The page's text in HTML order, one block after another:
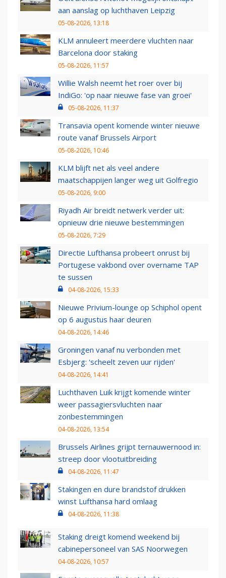
aan aanslag op luchthaven Leipzig
05-08-2026, 13:18
KLM annuleert meerdere vluchten naar
Barcelona door staking
05-08-2026, 11:57
Willie Walsh neemt het roer over bij
IndiGo: 'op naar nieuwe fase van groei'
05-08-2026, 11:37
Transavia opent komende winter nieuwe
route vanaf Brussels Airport
05-08-2026, 10:46
KLM blijft net als veel andere
maatschappijen langer weg uit Golfregio
05-08-2026, 9:00
Riyadh Air breidt netwerk verder uit:
opnieuw drie nieuwe bestemmingen
05-08-2026, 7:29
Directie Lufthansa probeert onrust bij
Portugese vakbond over overname TAP
te sussen
04-08-2026, 15:33
Nieuwe Privium-lounge op Schiphol opent
op 6 augustus haar deuren
04-08-2026, 14:46
Groningen vanaf nu verbonden met
Esbjerg: 'scheelt zeven uur rijden'
04-08-2026, 14:41
Luchthaven Luik krijgt komende winter
weer passagiersvluchten naar
zonbestemmingen
04-08-2026, 13:54
Brussels Airlines grijpt ternauwernood in:
streep door vlootuitbreiding
04-08-2026, 11:47
Stakingen en dure brandstof drukken
winst Lufthansa hard omlaag
04-08-2026, 11:38
Staking dreigt komend weekend bij
cabinepersoneel van SAS Noorwegen
04-08-2026, 10:57